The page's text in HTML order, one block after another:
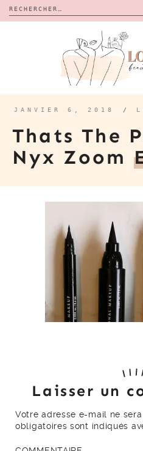
Rechercher :
CALENDRIERS DE L’AVENT
BON PLAN
À PROPOS
CONTACT
JANVIER 6, 2018 /
Thats The
Nyx Zoom
Laisser un
Votre adresse e-mail ne
obligatoires sont indiqués